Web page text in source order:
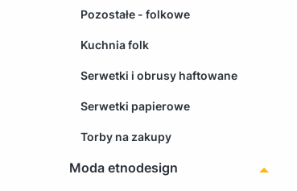
Pozostałe - folkowe
Kuchnia folk
Serwetki i obrusy haftowane
Serwetki papierowe
Torby na zakupy
Moda etnodesign